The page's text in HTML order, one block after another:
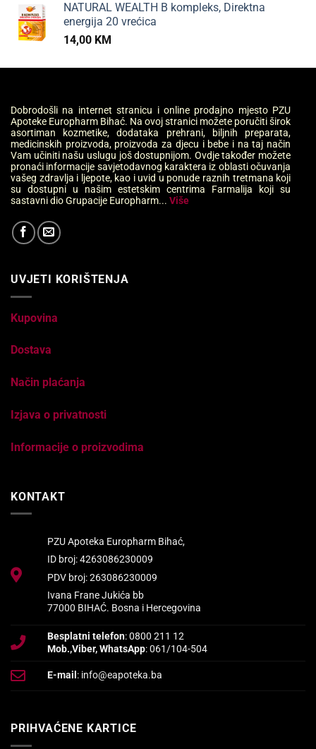
NATURAL WEALTH B kompleks, Direktna
energija 20 vrećica
14,00 KM
Dobrodošli na internet stranicu i online prodajno mjesto PZU
Apoteke Europharm Bihać. Na ovoj stranici možete poručiti širok
asortiman kozmetike, dodataka prehrani, biljnih preparata,
medicinskih proizvoda, proizvoda za djecu i bebe i na taj način
Vam učiniti našu uslugu još dostupnijom. Ovdje također možete
pronaći informacije savjetodavnog karaktera iz oblasti očuvanja
vašeg zdravlja i ljepote, kao i uvid u ponude raznih tretmana koji
su dostupni u našim estetskim centrima Farmalija koji su
sastavni dio Grupacije Europharm... Više
UVJETI KORIŠTENJA
Kupovina
Dostava
Način plaćanja
Izjava o privatnosti
Informacije o proizvodima
KONTAKT
PZU Apoteka Europharm Bihać,
ID broj: 4263086230009
PDV broj: 263086230009
Ivana Frane Jukića bb
77000 BIHAĆ. Bosna i Hercegovina
Besplatni telefon: 0800 211 12
Mob.,Viber, WhatsApp: 061/104-504
E-mail : info@eapoteka.ba
PRIHVAĆENE KARTICE